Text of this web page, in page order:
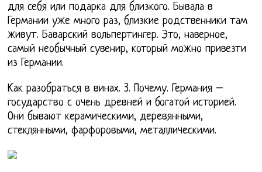
для себя или подарка для близкого. Бывала в
Германии уже много раз, близкие родственники там
живут. Баварский вольпертингер. Это, наверное,
самый необычный сувенир, который можно привезти
из Германии.
Как разобраться в винах. 3. Почему. Германия –
государство с очень древней и богатой историей.
Они бывают керамическими, деревянными,
стеклянными, фарфоровыми, металлическими.